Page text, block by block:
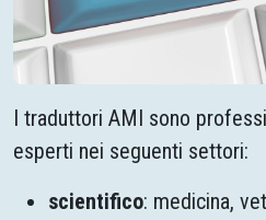
I traduttori AMI sono
esperti nei seguenti settori:
scientifico: medicina,